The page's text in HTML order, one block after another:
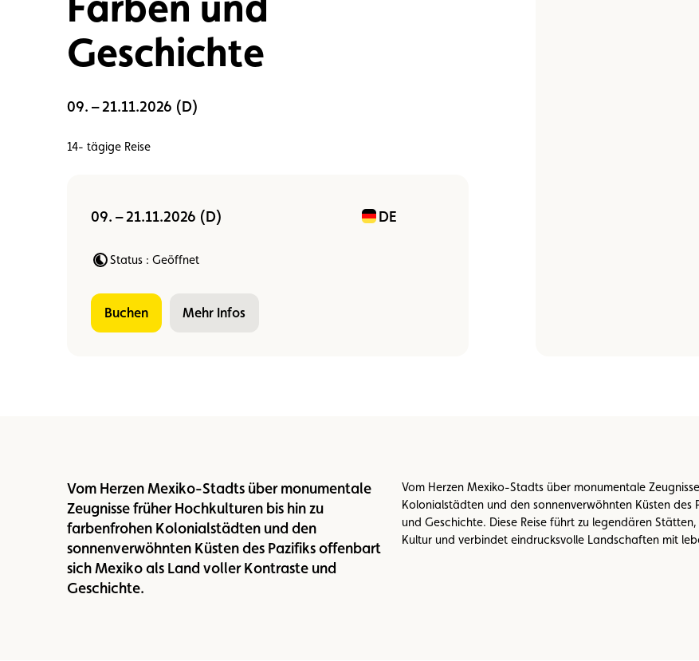
Mitglied Mitgliedervorteile
Geschichte
09. – 21.11.2026 (D)
14- tägige Reise
09. – 21.11.2026 (D) DE
Status : Geöffnet
buchen Mehr Infos
Vom Herzen Mexiko-Stadts über monumentale
Zeugnisse früher Hochkulturen bis hin zu
farbenfrohen Kolonialstädten und den
sonnenverwöhnten Küsten des Pazifiks offenbart
sich Mexiko als Land voller Kontraste und
Geschichte.
Vom Herzen Mexiko-Stadts über monumentale
Kolonialstädten und den sonnenverwöhnten Küsten
und Geschichte. Diese Reise führt zu legendären
Kultur und verbindet eindrucksvolle Landschaften mit